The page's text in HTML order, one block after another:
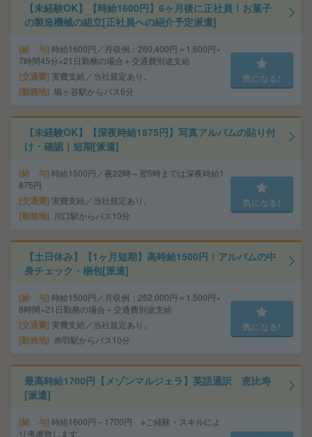
【未経験OK】【時給1600円】6ヶ月後に正社員！お菓子
の製造機械の組立[正社員への紹介予定派遣]
給 与 時給1600円／月収例：260,400円＝1,600円×
7時間45分×21日勤務の場合＋交通費別途支給
交通費 実費支給／当社規定あり。
勤務地 鳩ヶ谷駅からバス6分
気になる!
【未経験OK】【深夜時給1875円】写真アルバムの貼り付
け・確認｜短期[派遣]
給 与 時給1500円／夜22時～翌5時までは深夜時給1
875円
交通費 実費支給／当社規定あり。
勤務地 川口駅からバス10分
気になる!
【土日休み】【1ヶ月短期】高時給1500円！アルバムの中
身チェック・梱包[派遣]
給 与 時給1500円／月収例：252,000円＝1,500円×
8時間×21日勤務の場合＋交通費別途支給
交通費 実費支給／当社規定あり。
勤務地 赤羽駅からバス10分
気になる!
最高時給1700円【メゾンマルジェラ】英語通訳 恵比寿
[派遣]
給 与 時給1600円～1700円 ※ご経験・スキルによ
り考慮致します